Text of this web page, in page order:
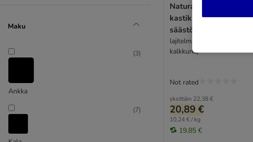
Beaphar
Catessy
catz finefood
Cosma Nature
Encore
Maku
Ankka
(3)
(7)
Natural Trainer
kastikkeessa -
säästöpakkaus 24 x 85
lajitelma (kana, lohi,
kalkkuna)
yksittäin 22,38 €
20,89 €
10,24 € / kg
19,85 €
Not rated